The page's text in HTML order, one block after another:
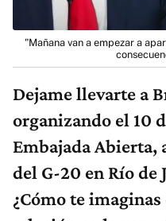
"Mañana van a empezar a
Dejame llevarte a
organizando el 10
Embajada Abierta,
del G-20 en Río de
¿Cómo te